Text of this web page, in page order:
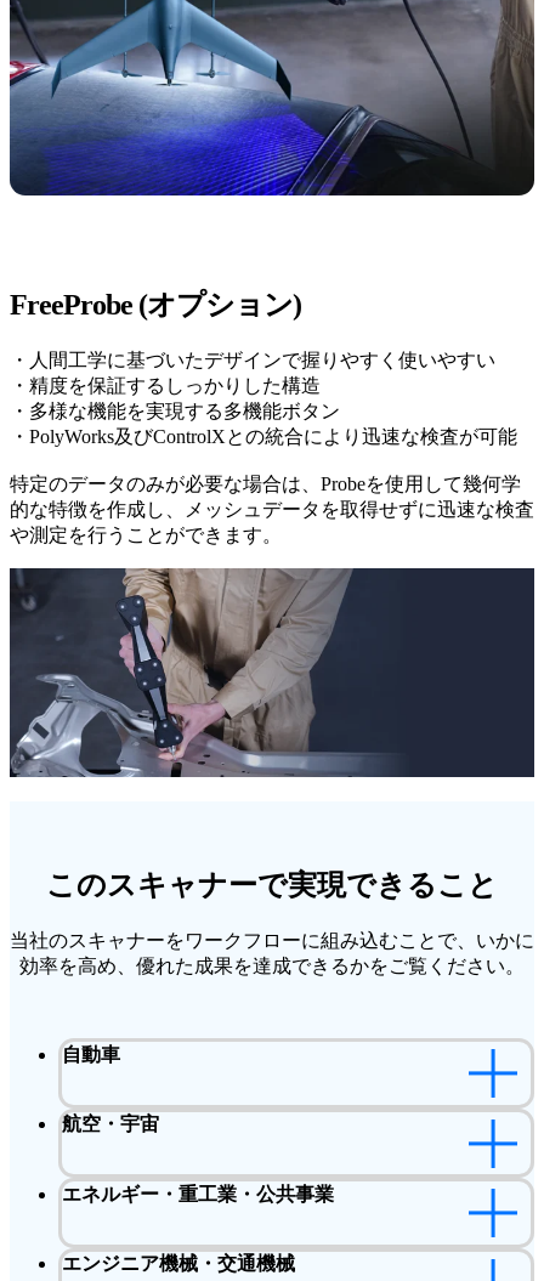
FreeProbe (オプション)
・人間工学に基づいたデザインで握りやすく使いやすい
・精度を保証するしっかりした構造
・多様な機能を実現する多機能ボタン
・PolyWorks及びControlXとの統合により迅速な検査が可能
特定のデータのみが必要な場合は、Probeを使用して幾何学
的な特徴を作成し、メッシュデータを取得せずに迅速な検査
や測定を行うことができます。
このスキャナーで実現できること
当社のスキャナーをワークフローに組み込むことで、いかに
効率を高め、優れた成果を達成できるかをご覧ください。
自動車
航空・宇宙
エネルギー・重工業・公共事業
エンジニア機械・交通機械